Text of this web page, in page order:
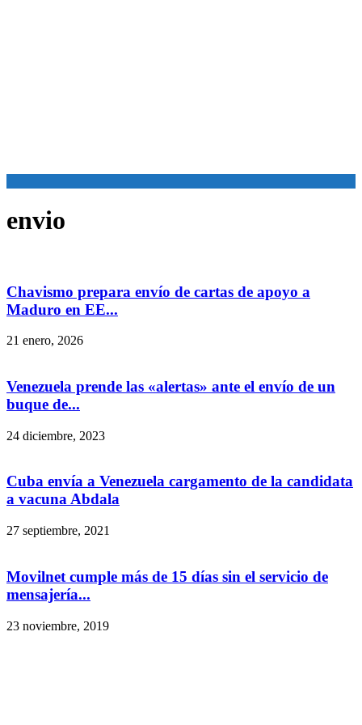
envio
Chavismo prepara envío de cartas de apoyo a
Maduro en EE...
21 enero, 2026
Venezuela prende las «alertas» ante el envío de un
buque de...
24 diciembre, 2023
Cuba envía a Venezuela cargamento de la candidata
a vacuna Abdala
27 septiembre, 2021
Movilnet cumple más de 15 días sin el servicio de
mensajería...
23 noviembre, 2019